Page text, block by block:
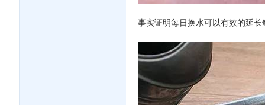
事实证明每日换水可以有效的延